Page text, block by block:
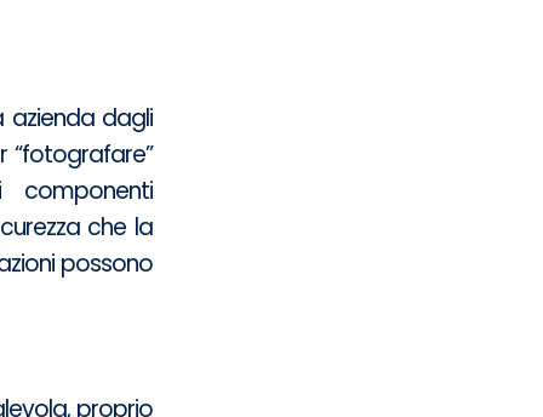
azienda dagli
“fotografare”
che la
possono
proprio